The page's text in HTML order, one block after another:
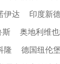
伊达 印度新
斯 奥地利维
隆 德国纽伦堡